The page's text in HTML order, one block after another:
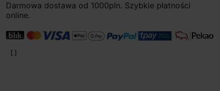
Darmowa dostawa od 1000pln. Szybkie płatności
online.